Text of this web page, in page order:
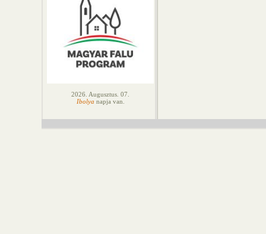
2026. Augusztus. 07.
Ibolya napja van.